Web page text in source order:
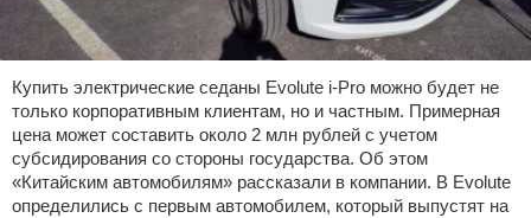
Купить электрические седаны Evolute i-Pro можно будет не
только корпоративным клиентам, но и частным. Примерная
цена может составить около 2 млн рублей с учетом
субсидирования со стороны государства. Об этом
«Китайским автомобилям» рассказали в компании. В Evolute
определились с первым автомобилем, который выпустят на